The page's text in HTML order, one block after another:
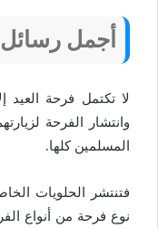
أجمل رسائل
لا تكتمل فرحة العيد
وانتشار الفرحة
المسلمين كلها.
فتنتشر الحلويات
نوع فرحة من أنواع